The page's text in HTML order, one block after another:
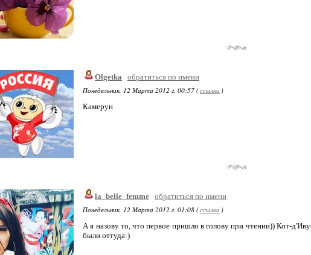
Olgetka
обратиться по имени
Понедельник, 12 Марта 2012 г. 00:57 (ссылка )
Камерун
la_belle_femme обратиться по имени
Понедельник, 12 Марта 2012 г. 01:08 (ссылка )
А я назову то, что первое пришло в голову при чтении)) Кот-
были оттуда:)